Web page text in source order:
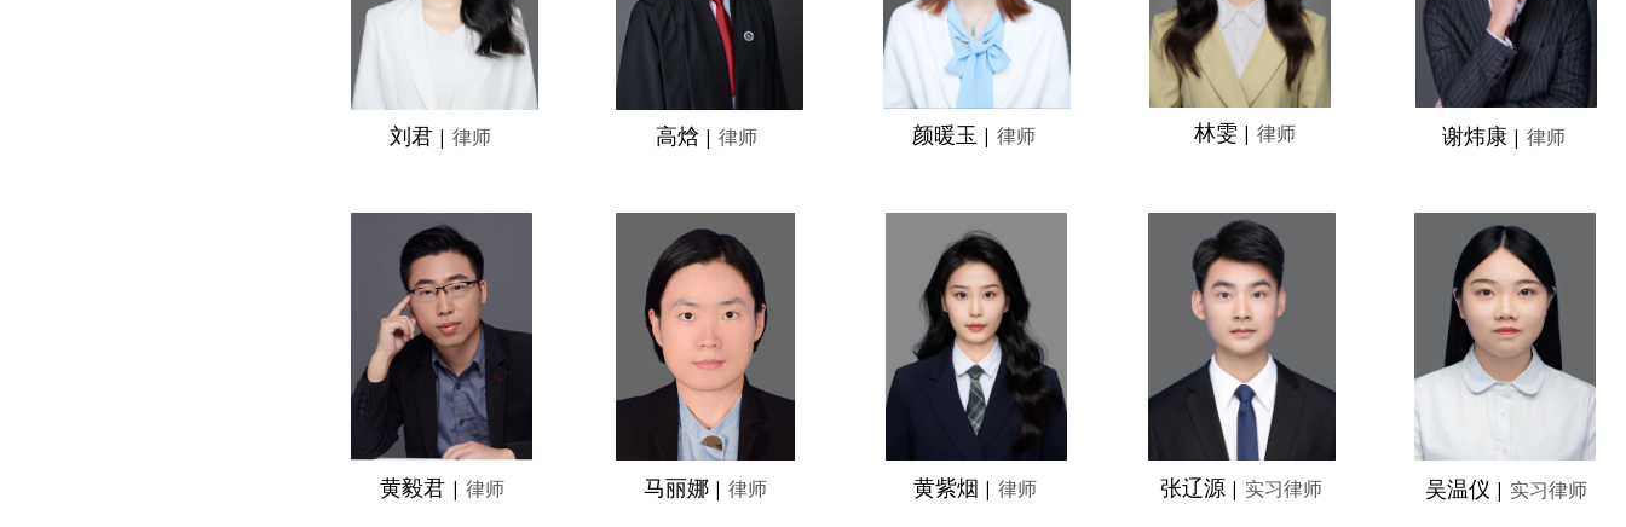
吴温仪 | 实习律师
黄毅君 | 律师
刘君 | 律师
马丽娜 | 律师
高焓 | 律师 颜暖玉 | 律师 林雯 | 律师
张辽源 | 实习律师
谢炜康 | 律师
黄紫烟 | 律师